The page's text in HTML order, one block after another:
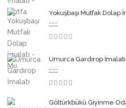
Yokuşbaşı Mutfak Dolap
---
Umurca Gardırop İmalatı
---
Göltürkbükü Giyinme